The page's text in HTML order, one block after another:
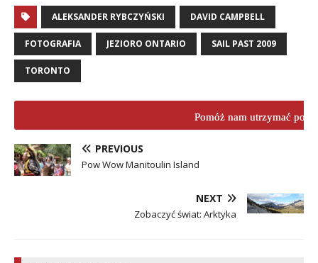
ALEKSANDER RYBCZYŃSKI DAVID CAMPBELL
FOTOGRAFIA JEZIORO ONTARIO SAIL PAST 2009
TORONTO
Pomóż nam utrzymać
PREVIOUS
Pow Wow Manitoulin Island
NEXT
Zobaczyć świat: Arktyka